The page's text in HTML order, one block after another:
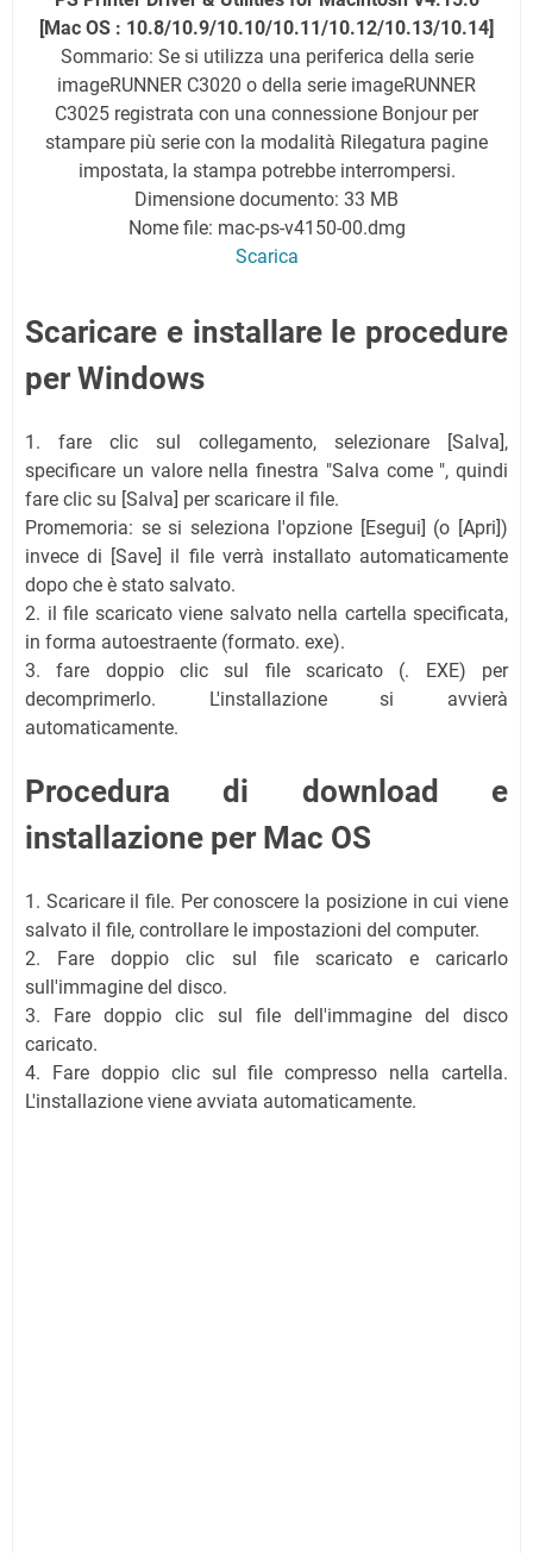
[Mac OS : 10.8/10.9/10.10/10.11/10.12/10.13/10.14]
Sommario: Se si utilizza una periferica della serie
imageRUNNER C3020 o della serie imageRUNNER
C3025 registrata con una connessione Bonjour per
stampare più serie con la modalità Rilegatura pagine
impostata, la stampa potrebbe interrompersi.
Dimensione documento: 33 MB
Nome file: mac-ps-v4150-00.dmg
Scarica
Scaricare e installare le procedure
per Windows
1. fare clic sul collegamento, selezionare [Salva],
specificare un valore nella finestra "Salva come ", quindi
fare clic su [Salva] per scaricare il file.
Promemoria: se si seleziona l'opzione [Esegui] (o [Apri])
invece di [Save] il file verrà installato automaticamente
dopo che è stato salvato.
2. il file scaricato viene salvato nella cartella specificata,
in forma autoestraente (formato. exe).
3. fare doppio clic sul file scaricato (. EXE) per
decomprimerlo. L'installazione si avvierà
automaticamente.
Procedura di download e
installazione per Mac OS
1. Scaricare il file. Per conoscere la posizione in cui viene
salvato il file, controllare le impostazioni del computer.
2. Fare doppio clic sul file scaricato e caricarlo
sull'immagine del disco.
3. Fare doppio clic sul file dell'immagine del disco
caricato.
4. Fare doppio clic sul file compresso nella cartella.
L'installazione viene avviata automaticamente.